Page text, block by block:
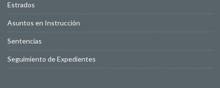
Estrados
Asuntos en Instrucción
Sentencias
Seguimiento de Expedientes